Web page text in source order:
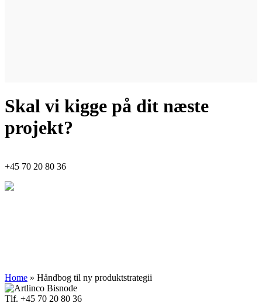
Skal vi kigge på dit næste
projekt?
+45 70 20 80 36
Home » Håndbog til ny produktstrategii
Tlf. +45 70 20 80 36